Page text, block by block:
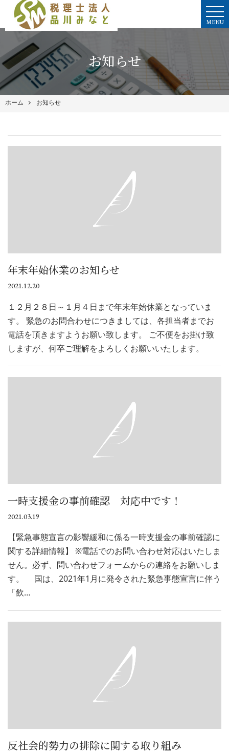
MENU
お知らせ
ホーム お知らせ
年末年始休業のお知らせ
2021.12.20
１２月２８日～１月４日まで年末年始休業となっていま
す。 緊急のお問合わせにつきましては、各担当者までお
電話を頂きますようお願い致します。 ご不便をお掛け致
しますが、何卒ご理解をよろしくお願いいたします。
一時支援金の事前確認 対応中です！
2021.03.19
【緊急事態宣言の影響緩和に係る一時支援金の事前確認に
関する詳細情報】 ※電話でのお問い合わせ対応はいたしま
せん。必ず、問い合わせフォームからの連絡をお願いしま
す。 国は、2021年1月に発令された緊急事態宣言に伴う
「飲…
反社会的勢力の排除に関する取り組み